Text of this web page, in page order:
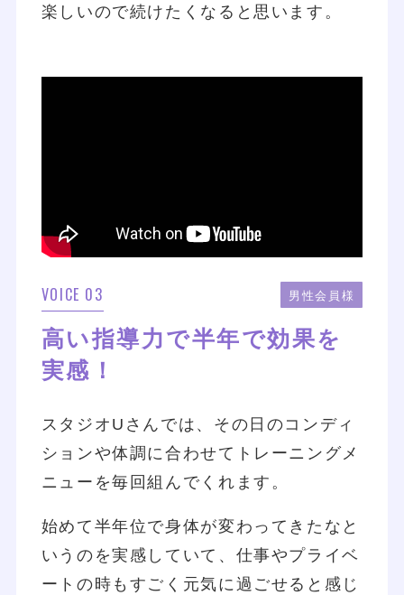
楽しいので続けたくなると思います。
VOICE 03 男性会員様
高い指導力で半年で効果を
実感！
スタジオUさんでは、その日のコンディ
ションや体調に合わせてトレーニングメ
ニューを毎回組んでくれます。
始めて半年位で身体が変わってきたなと
いうのを実感していて、仕事やプライベ
ートの時もすごく元気に過ごせると感じ